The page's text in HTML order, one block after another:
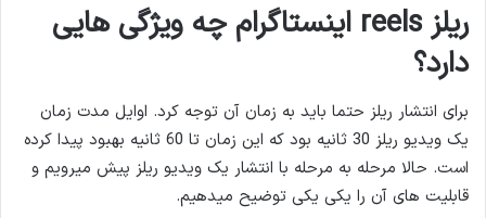
ریلز reels اینستاگرام چه ویژگی هایی
دارد؟
برای انتشار ریلز حتما باید به زمان آن توجه کرد. اوایل مدت زمان
یک ویدیو ریلز 30 ثانیه بود که این زمان تا 60 ثانیه بهبود پیدا کرده
است. حالا مرحله به مرحله با انتشار یک ویدیو ریلز پیش میرویم و
قابلیت های آن را یکی یکی توضیح میدهیم.